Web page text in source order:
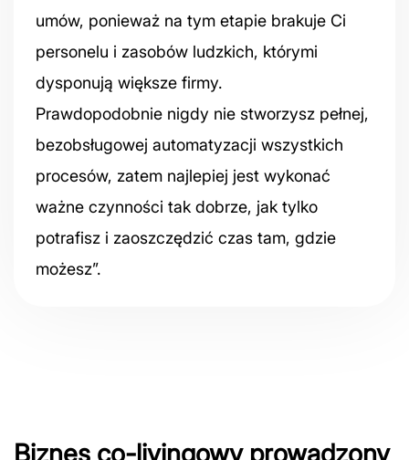
umów, ponieważ na tym etapie brakuje Ci
personelu i zasobów ludzkich, którymi
dysponują większe firmy.
Prawdopodobnie nigdy nie stworzysz pełnej,
bezobsługowej automatyzacji wszystkich
procesów, zatem najlepiej jest wykonać
ważne czynności tak dobrze, jak tylko
potrafisz i zaoszczędzić czas tam, gdzie
możesz”.
Biznes co-livingowy prowadzony